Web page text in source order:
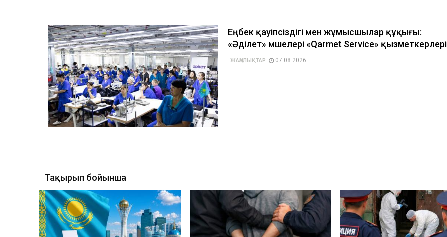
Еңбек қауіпсіздігі мен жұмысшылар құқығы:
«Әділет» мүшелері «Qarmet Service»
ЖАҢАЛЫҚТАР 07.08.2026
Тақырып бойынша